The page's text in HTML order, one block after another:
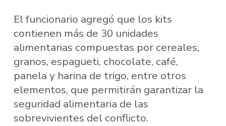
El funcionario agregó que los kits
contienen más de 30 unidades
alimentarias compuestas por cereales,
granos, espagueti, chocolate, café,
panela y harina de trigo, entre otros
elementos, que permitirán garantizar la
seguridad alimentaria de las
sobrevivientes del conflicto.